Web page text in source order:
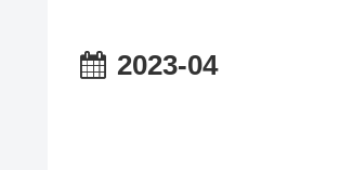
2023-04